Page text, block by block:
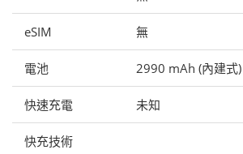
eSIM 無
電池 2990 mAh (內建式)
快速充電 未知
快充技術